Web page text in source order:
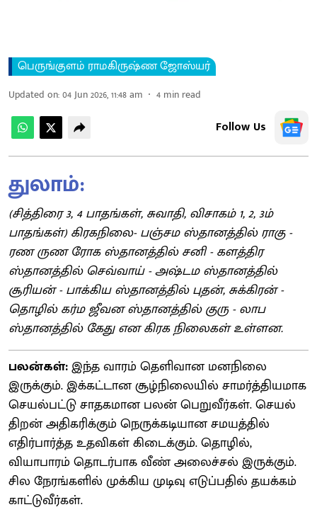
பெருங்குளம் ராமகிருஷ்ண ஜோஸ்யர்
Updated on:04 Jun 2026, 11:48 am 4 min read
Follow Us
துலாம்:
(சித்திரை 3, 4 பாதங்கள், சுவாதி, விசாகம் 1, 2, 3ம்
பாதங்கள்) கிரகநிலை- பஞ்சம ஸ்தானத்தில் ராகு -
ரண ருண ரோக ஸ்தானத்தில் சனி - களத்திர
ஸ்தானத்தில் செவ்வாய் - அஷ்டம ஸ்தானத்தில்
சூரியன் - பாக்கிய ஸ்தானத்தில் புதன், சுக்கிரன் -
தொழில் கர்ம ஜீவன ஸ்தானத்தில் குரு - லாப
ஸ்தானத்தில் கேது என கிரக நிலைகள் உள்ளன.
பலன்கள்:இந்த வாரம் தெளிவான மனநிலை
இருக்கும். இக்கட்டான சூழ்நிலையில் சாமர்த்தியமாக
செயல்பட்டு சாதகமான பலன் பெறுவீர்கள். செயல்
திறன் அதிகரிக்கும் நெருக்கடியான சமயத்தில்
எதிர்பார்த்த உதவிகள் கிடைக்கும். தொழில்,
வியாபாரம் தொடர்பாக வீண் அலைச்சல் இருக்கும்.
சில நேரங்களில் முக்கிய முடிவு எடுப்பதில் தயக்கம்
காட்டுவீர்கள்.